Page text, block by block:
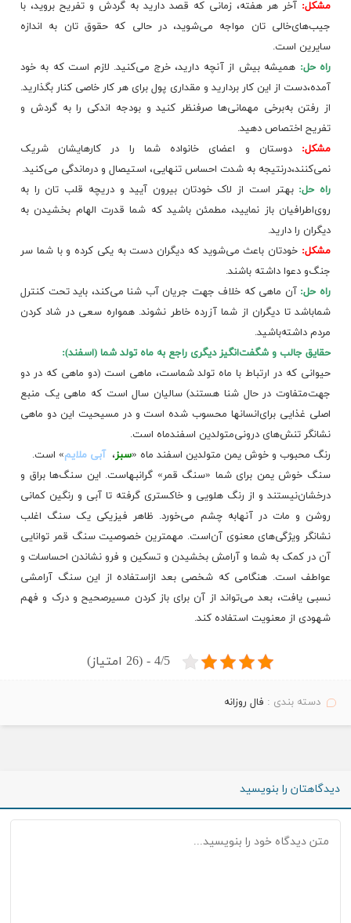
مشکل‌: آخر هر هفته‌، زمانی‌ که‌ قصد دارید به‌ گردش‌ و تفریح‌ بروید، با
جیب‌های‌خالی‌ تان‌ مواجه‌ می‌شوید، در حالی‌ که‌ حقوق‌ تان‌ به‌ اندازه‌
سایرین‌ است‌.
راه‌ حل‌: همیشه‌ بیش‌ از آنچه‌ دارید، خرج‌ می‌کنید. لازم‌ است‌ که‌ به‌ خود
آمده‌،دست‌ از این‌ کار بردارید و مقداری‌ پول‌ برای‌ هر کار خاصی‌ کنار بگذارید.
از رفتن‌ به‌برخی‌ مهمانی‌ها صرفنظر کنید و بودجه‌ اندکی‌ را به‌ گردش‌ و
تفریح‌ اختصاص‌ دهید.
مشکل‌: دوستان‌ و اعضای‌ خانواده‌ شما را در کارهایشان‌ شریک‌
نمی‌کنند،درنتیجه‌ به‌ شدت‌ احساس‌ تنهایی‌، استیصال‌ و درماندگی‌ می‌کنید.
راه‌ حل‌: بهتر است‌ از لاک‌ خودتان‌ بیرون‌ آیید و دریچه‌ قلب‌ تان‌ را به‌
روی‌اطرافیان‌ باز نمایید، مطمئن‌ باشید که‌ شما قدرت‌ الهام‌ بخشیدن‌ به‌
دیگران‌ را دارید.
مشکل‌: خودتان‌ باعث‌ می‌شوید که‌ دیگران‌ دست‌ به‌ یکی‌ کرده‌ و با شما سر
جنگ‌و دعوا داشته‌ باشند.
راه‌ حل‌: آن‌ ماهی‌ که‌ خلاف‌ جهت‌ جریان‌ آب‌ شنا می‌کند، باید تحت‌ کنترل‌
شماباشد تا دیگران‌ از شما آزرده‌ خاطر نشوند. همواره‌ سعی‌ در شاد کردن‌
مردم‌ داشته‌باشید.
حقایق‌ جالب‌ و شگفت‌انگیز دیگری‌ راجع‌ به‌ ماه‌ تولد شما (اسفند):
حیوانی‌ که‌ در ارتباط با ماه‌ تولد شماست‌، ماهی‌ است‌ (دو ماهی‌ که‌ در دو
جهت‌متفاوت‌ در حال‌ شنا هستند) سالیان‌ سال‌ است‌ که‌ ماهی‌ یک‌ منبع‌
اصلی‌ غذایی‌ برای‌انسانها محسوب‌ شده‌ است‌ و در مسیحیت‌ این‌ دو ماهی‌
نشانگر تنش‌های‌ درونی‌متولدین‌ اسفندماه‌ است‌.
رنگ‌ محبوب‌ و خوش‌ یمن‌ متولدین‌ اسفند ماه‌ «سبز،آبی‌ ملایم‌» است‌.
سنگ‌ خوش‌ یمن‌ برای‌ شما «سنگ‌ قمر» گرانبهاست‌. این‌ سنگ‌ها براق‌ و
درخشان‌نیستند و از رنگ‌ هلویی‌ و خاکستری‌ گرفته‌ تا آبی‌ و رنگین‌ کمانی‌
روشن‌ و مات‌ در آنهابه‌ چشم‌ می‌خورد. ظاهر فیزیکی‌ یک‌ سنگ‌ اغلب‌
نشانگر ویژگی‌های‌ معنوی‌ آن‌است‌. مهمترین‌ خصوصیت‌ سنگ‌ قمر توانایی‌
آن‌ در کمک‌ به‌ شما و آرامش‌ بخشیدن‌ و تسکین‌ و فرو نشاندن‌ احساسات‌ و
عواطف‌ است‌. هنگامی‌ که‌ شخصی‌ بعد ازاستفاده‌ از این‌ سنگ‌ آرامشی‌
نسبی‌ یافت‌، بعد می‌تواند از آن‌ برای‌ باز کردن‌ مسیرصحیح‌ و درک‌ و فهم‌
شهودی‌ از معنویت‌ استفاده‌ کند.
4/5 - (26 امتیاز)
دسته بندی : فال روزانه
دیدگاهتان را بنویسید